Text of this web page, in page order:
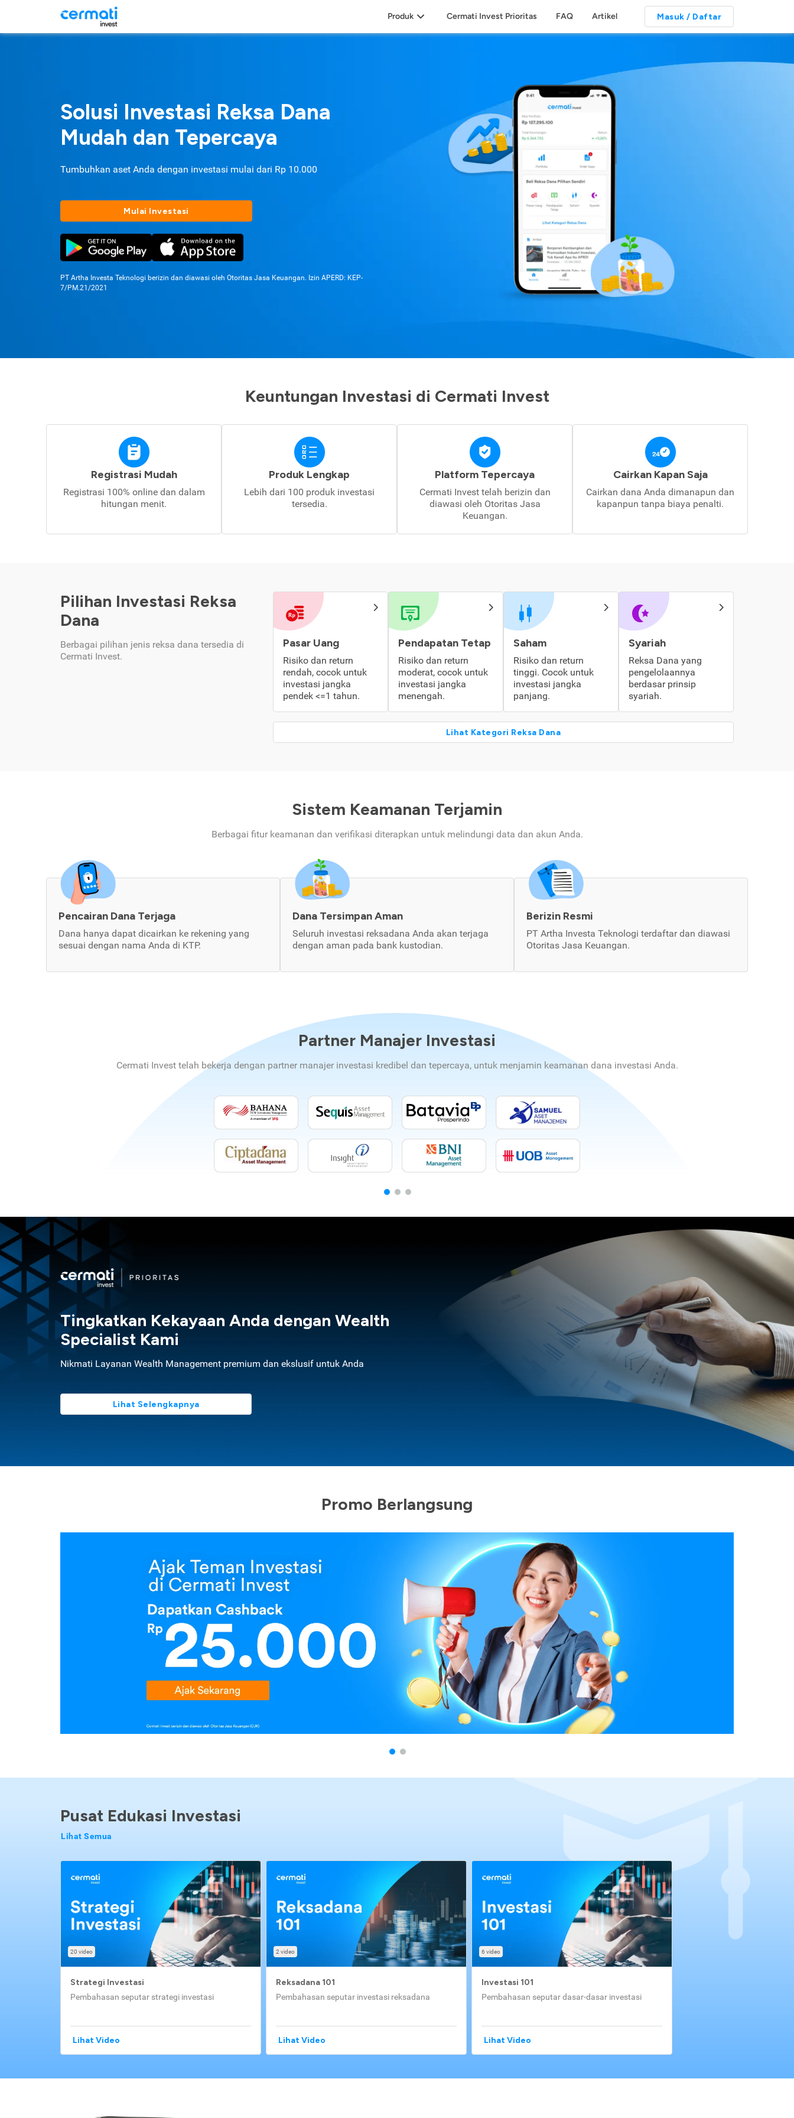
Produk Cermati Invest Prioritas FAQ Artikel Masuk / Daftar
Solusi Investasi Reksa Dana
Mudah dan Tepercaya
Tumbuhkan aset Anda dengan investasi mulai dari Rp 10.000
Mulai Investasi
PT Artha Investa Teknologi berizin dan diawasi oleh Otoritas Jasa Keuangan. Izin APERD: KEP-
7/PM.21/2021
Keuntungan Investasi di Cermati Invest
Registrasi Mudah
Registrasi 100% online dan dalam
hitungan menit.
Produk Lengkap
Lebih dari 100 produk investasi
tersedia.
Platform Tepercaya
Cermati Invest telah berizin dan
diawasi oleh Otoritas Jasa
Keuangan.
Cairkan Kapan Saja
Cairkan dana Anda dimanapun dan
kapanpun tanpa biaya penalti.
Pilihan Investasi Reksa
Dana
Berbagai pilihan jenis reksa dana tersedia di
Cermati Invest.
Pasar Uang
Risiko dan return
rendah, cocok untuk
investasi jangka
pendek <=1 tahun.
Pendapatan Tetap
Risiko dan return
moderat, cocok untuk
investasi jangka
menengah.
Saham
Risiko dan return
tinggi. Cocok untuk
investasi jangka
panjang.
Syariah
Reksa Dana yang
pengelolaannya
berdasar prinsip
syariah.
Lihat Kategori Reksa Dana
Sistem Keamanan Terjamin
Berbagai fitur keamanan dan verifikasi diterapkan untuk melindungi data dan akun Anda.
Pencairan Dana Terjaga
Dana hanya dapat dicairkan ke rekening yang
sesuai dengan nama Anda di KTP.
Dana Tersimpan Aman
Seluruh investasi reksadana Anda akan terjaga
dengan aman pada bank kustodian.
Berizin Resmi
PT Artha Investa Teknologi terdaftar dan diawasi
Otoritas Jasa Keuangan.
Partner Manajer Investasi
Cermati Invest telah bekerja dengan partner manajer investasi kredibel dan tepercaya, untuk menjamin keamanan dana investasi Anda.
Tingkatkan Kekayaan Anda dengan Wealth
Specialist Kami
Nikmati Layanan Wealth Management premium dan ekslusif untuk Anda
Lihat Selengkapnya
Promo Berlangsung
Pusat Edukasi Investasi
Lihat Semua
20 video
Strategi Investasi
Pembahasan seputar strategi investasi
Lihat Video
2 video
Reksadana 101
Pembahasan seputar investasi reksadana
Lihat Video
6 video
Investasi 101
Pembahasan seputar dasar-dasar investasi
Lihat Video